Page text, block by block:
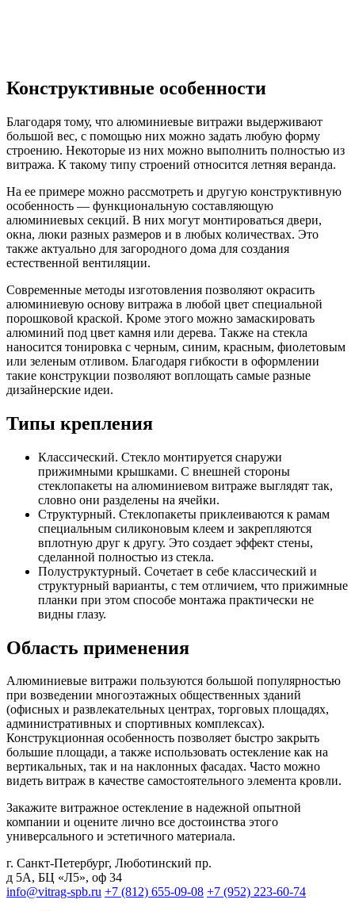
Конструктивные особенности
Благодаря тому, что алюминиевые витражи выдерживают
большой вес, с помощью них можно задать любую форму
строению. Некоторые из них можно выполнить полностью из
витража. К такому типу строений относится летняя веранда.
На ее примере можно рассмотреть и другую конструктивную
особенность — функциональную составляющую
алюминиевых секций. В них могут монтироваться двери,
окна, люки разных размеров и в любых количествах. Это
также актуально для загородного дома для создания
естественной вентиляции.
Современные методы изготовления позволяют окрасить
алюминиевую основу витража в любой цвет специальной
порошковой краской. Кроме этого можно замаскировать
алюминий под цвет камня или дерева. Также на стекла
наносится тонировка с черным, синим, красным, фиолетовым
или зеленым отливом. Благодаря гибкости в оформлении
такие конструкции позволяют воплощать самые разные
дизайнерские идеи.
Типы крепления
Классический. Стекло монтируется снаружи
прижимными крышками. С внешней стороны
стеклопакеты на алюминиевом витраже выглядят так,
словно они разделены на ячейки.
Структурный. Стеклопакеты приклеиваются к рамам
специальным силиконовым клеем и закрепляются
вплотную друг к другу. Это создает эффект стены,
сделанной полностью из стекла.
Полуструктурный. Сочетает в себе классический и
структурный варианты, с тем отличием, что прижимные
планки при этом способе монтажа практически не
видны глазу.
Область применения
Алюминиевые витражи пользуются большой популярностью
при возведении многоэтажных общественных зданий
(офисных и развлекательных центрах, торговых площадях,
административных и спортивных комплексах).
Конструкционная особенность позволяет быстро закрыть
большие площади, а также использовать остекление как на
вертикальных, так и на наклонных фасадах. Часто можно
видеть витраж в качестве самостоятельного элемента кровли.
Закажите витражное остекление в надежной опытной
компании и оцените лично все достоинства этого
универсального и эстетичного материала.
г. Санкт-Петербург, Люботинский пр.
д 5А, БЦ «Л5», оф 34
info@vitrag-spb.ru +7 (812) 655-09-08 +7 (952) 223-60-74